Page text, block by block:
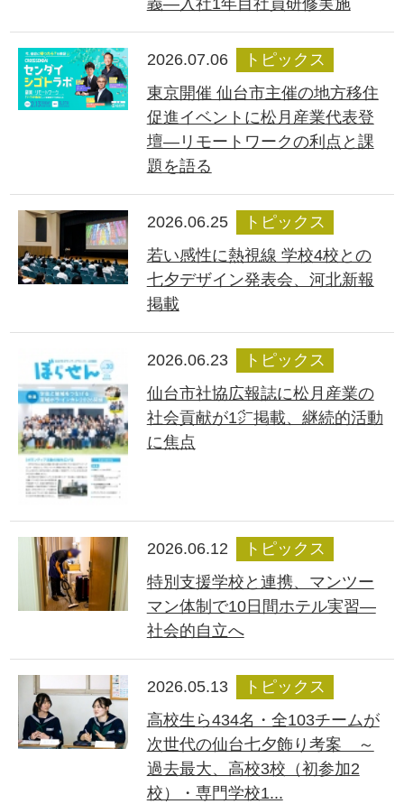
義―入社1年目社員研修実施
2026.07.06
トピックス
東京開催 仙台市主催の地方移住
促進イベントに松月産業代表登
壇―リモートワークの利点と課
題を語る
2026.06.25
トピックス
若い感性に熱視線 学校4校との
七夕デザイン発表会、河北新報
掲載
2026.06.23
トピックス
仙台市社協広報誌に松月産業の
社会貢献が1㌻掲載、継続的活動
に焦点
2026.06.12
トピックス
特別支援学校と連携、マンツー
マン体制で10日間ホテル実習―
社会的自立へ
2026.05.13
トピックス
高校生ら434名・全103チームが
次世代の仙台七夕飾り考案 ～
過去最大、高校3校（初参加2
校）・専門学校1...